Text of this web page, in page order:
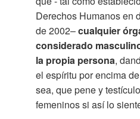
Derechos Humanos en
de 2002–cualquier
considerado
la propia persona,
el espíritu por encima
sea, que pene y
femeninos si así lo